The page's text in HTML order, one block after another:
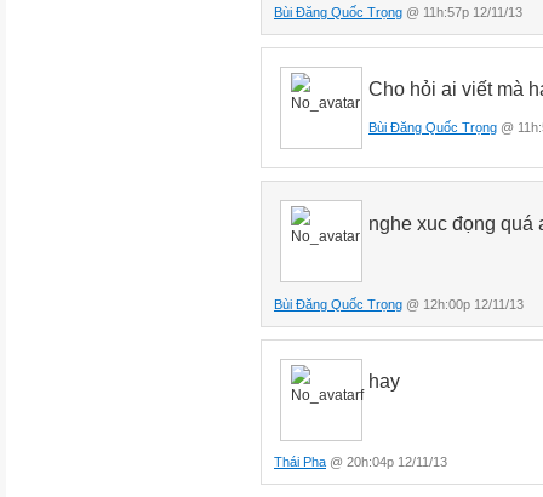
Bùi Đăng Quốc Trọng @ 11h:57p 12/11/13
Cho hỏi ai viết mà
Bùi Đăng Quốc Trọng @
nghe xuc đọng quá
Bùi Đăng Quốc Trọng @ 12h:00p 12/11/13
hay
Thái Pha @ 20h:04p 12/11/13